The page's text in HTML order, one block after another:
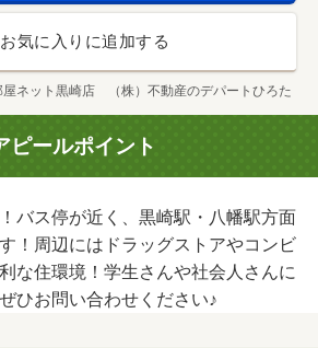
お気に入りに追加する
屋ネット黒崎店 （株）不動産のデパートひろた
ピールポイント
バス停が近く、黒崎駅・八幡駅方面
！周辺にはドラッグストアやコンビ
な住環境！学生さんや社会人さんに
ひお問い合わせください♪